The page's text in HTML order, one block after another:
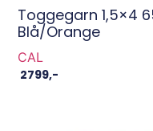
Toggegarn 1,5×4
Blå/Orange
CAL
2799,-